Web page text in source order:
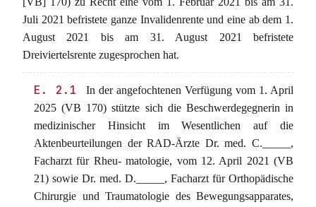
Juli 2021 befristete ganze Invalidenrente und eine ab dem 1.
August 2021 bis am 31. August 2021 befristete
Dreiviertelsrente zugesprochen hat.
E. 2.1
In der angefochtenen Verfügung vom 1. April
2025 (VB 170) stützte sich die Beschwerdegegnerin in
medizinischer Hinsicht im Wesentlichen auf die
Aktenbeurteilungen der RAD-Ärzte Dr. med. C._____,
Facharzt für Rheu- matologie, vom 12. April 2021 (VB
21) sowie Dr. med. D._____, Facharzt für Orthopädische
Chirurgie und Traumatologie des Bewegungsapparates,